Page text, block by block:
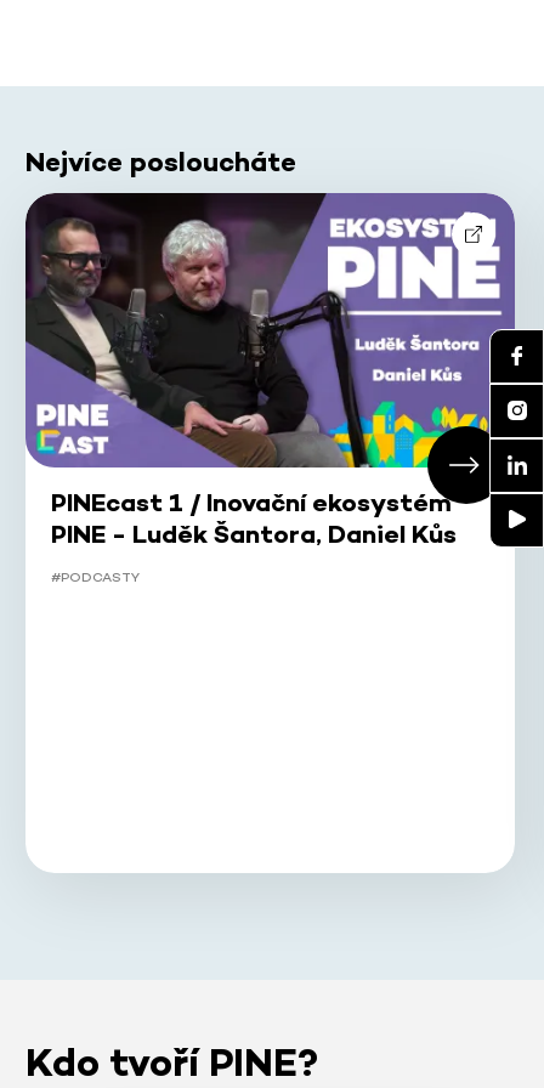
Nejvíce posloucháte
PINEcast 1 / Inovační ekosystém
PINE - Luděk Šantora, Daniel Kůs
#PODCASTY
Kdo tvoří PINE?